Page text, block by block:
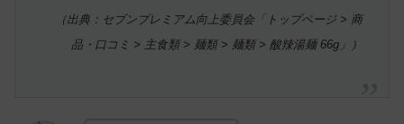
（出典：セブンプレミアム向上委員会「トップページ > 商
品・口コミ > 主食類 > 麺類 > 麺類 > 酸辣湯麺 66g」）